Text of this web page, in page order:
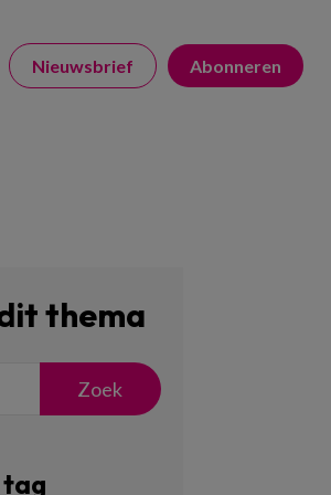
Nieuwsbrief Abonneren
thema
Zoek
tag